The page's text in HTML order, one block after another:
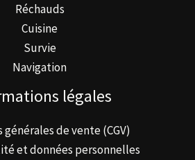
Réchauds
Cuisine
Survie
Navigation
légales
de vente (CGV)
et données personnelles